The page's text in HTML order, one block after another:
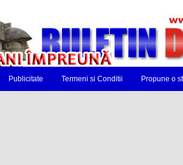
Publicitate Termeni si Conditii Propune o